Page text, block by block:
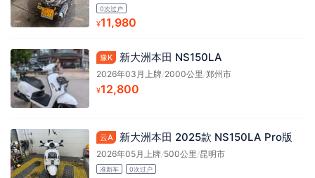
0次过户
¥11,980
豫K 新大洲本田 NS150LA
2026年03月上牌/2000公里/郑州市
¥12,800
云A 新大洲本田 2025款 NS150LA Pro版
2026年05月上牌/500公里/昆明市
准新车 0次过户